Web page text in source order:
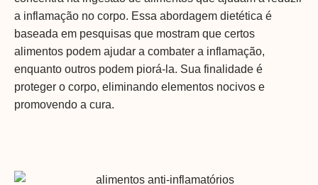
a inflamação no corpo. Essa abordagem dietética é
baseada em pesquisas que mostram que certos
alimentos podem ajudar a combater a inflamação,
enquanto outros podem piorá-la. Sua finalidade é
proteger o corpo, eliminando elementos nocivos e
promovendo a cura.